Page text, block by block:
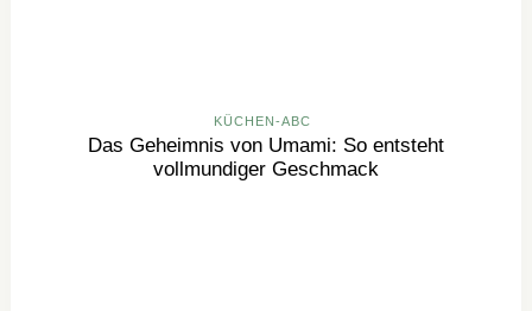
KÜCHEN-ABC
Das Geheimnis von Umami: So entsteht
vollmundiger Geschmack